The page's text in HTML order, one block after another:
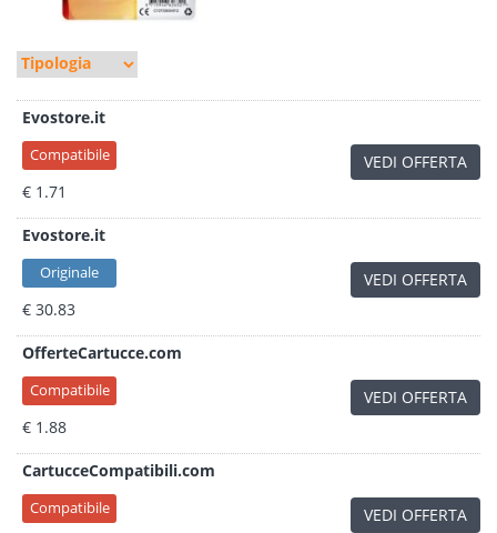
Evostore.it
Compatibile
€ 1.71
VEDI OFFERTA
Evostore.it
Originale
€ 30.83
VEDI OFFERTA
OfferteCartucce.com
Compatibile
€ 1.88
VEDI OFFERTA
CartucceCompatibili.com
Compatibile VEDI OFFERTA